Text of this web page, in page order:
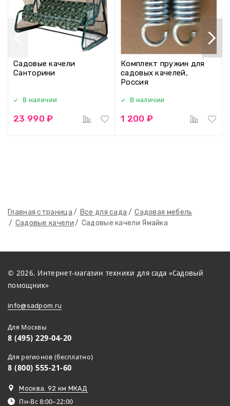
Главная страница Все для сада
Садовая мебель
Садовые качели
Садовые качели Ямайка
Садовые качели
Санторини
В наличии
23 990 ₽
Комплект пружин для
садовых качелей,
Россия
В наличии
1 200 ₽
© 2026. Интернет-магазин техники для сада «Садовый
помощник»
info@sadpom.ru
Для Москвы
8 (495) 229-04-20
Для регионов (бесплатно)
8 (800) 555-21-60
Москва. 92 км МКАД
Пн-Вс 8:00–22:00